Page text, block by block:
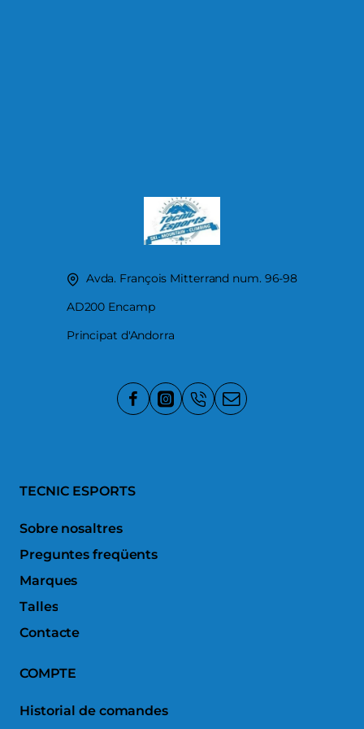
Avda. François Mitterrand num. 96-98
AD200 Encamp
Principat d'Andorra
TECNIC ESPORTS
Sobre nosaltres
Preguntes freqüents
Marques
Talles
Contacte
COMPTE
Historial de comandes